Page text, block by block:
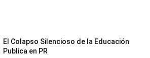
El Colapso Silencioso de la Educación
Publica en PR